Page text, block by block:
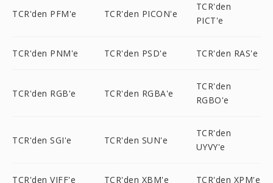
TCR'den PFM'e TCR'den PICON'e
TCR'den
PICT'e
TCR'den PNM'e TCR'den PSD'e TCR'den RAS'e
TCR'den RGB'e TCR'den RGBA'e
TCR'den
RGBO'e
TCR'den SGI'e TCR'den SUN'e
TCR'den
UYVY'e
TCR'den VIFF'e TCR'den XBM'e TCR'den XPM'e